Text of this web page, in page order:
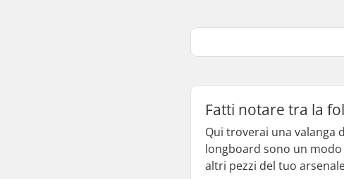
Fatti notare tra la
Qui troverai una valanga
longboard sono un
altri pezzi del tuo